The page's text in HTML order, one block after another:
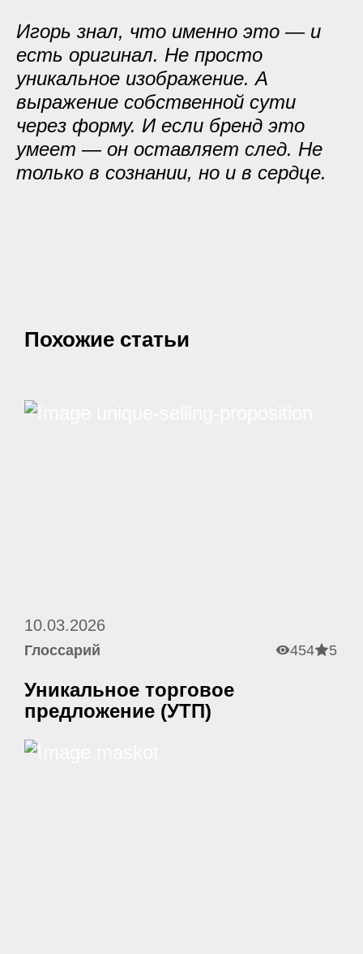
Игорь знал, что именно это — и
есть оригинал. Не просто
уникальное изображение. А
выражение собственной сути
через форму. И если бренд это
умеет — он оставляет след. Не
только в сознании, но и в сердце.
Похожие статьи
10.03.2026
Глоссарий 454 5
Уникальное торговое
предложение (УТП)